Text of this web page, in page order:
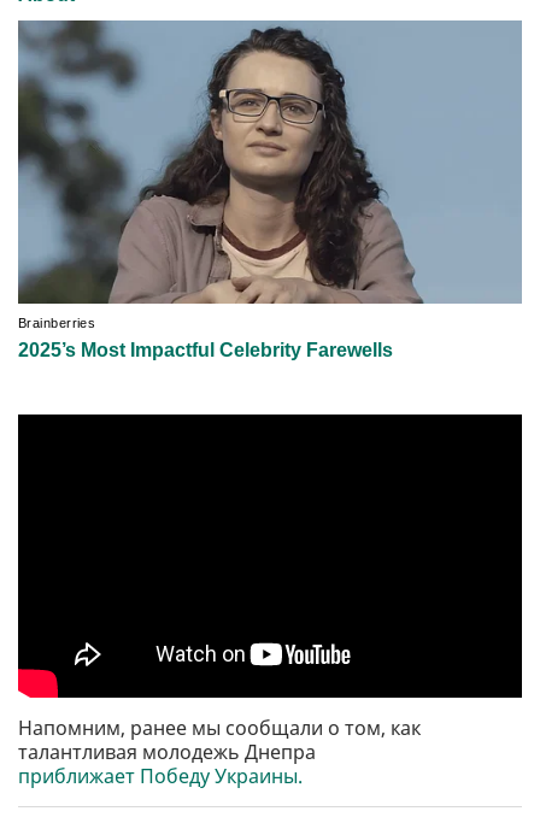
Напомним, ранее мы сообщали о том, как
талантливая молодежь Днепра
приближает Победу Украины.